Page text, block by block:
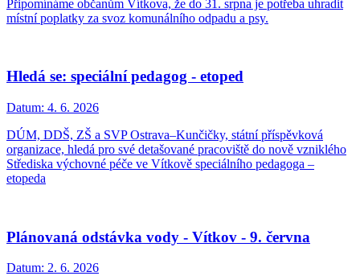
Připomínáme občanům Vítkova, že do 31. srpna je potřeba uhradit
místní poplatky za svoz komunálního odpadu a psy.
Hledá se: speciální pedagog - etoped
Datum: 4. 6. 2026
DÚM, DDŠ, ZŠ a SVP Ostrava–Kunčičky, státní příspěvková
organizace, hledá pro své detašované pracoviště do nově vzniklého
Střediska výchovné péče ve Vítkově speciálního pedagoga –
etopeda
Plánovaná odstávka vody - Vítkov - 9. června
Datum: 2. 6. 2026